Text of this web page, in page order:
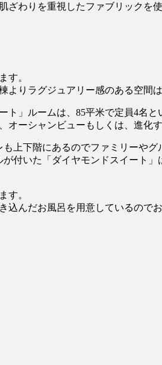
わりを重視したファブリックを使
す。
りラグジュアリー感のある空間
」ルームは、85平米で定員4名と
ーシャンビューもしくは、進化
上下階にあるのでファミリーやグ
付いた「ダイヤモンドスイート
す。
んだお風呂を用意しているので